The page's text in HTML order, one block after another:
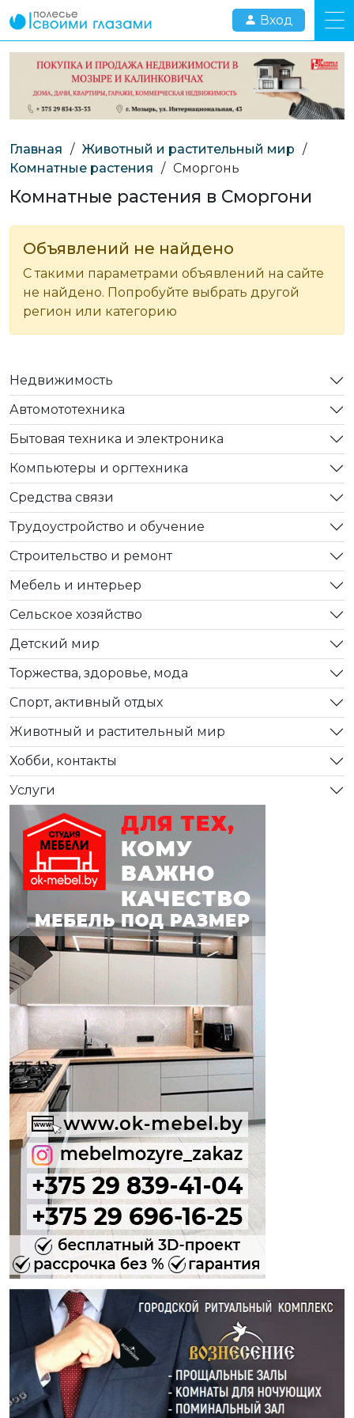
Вход
Главная / Животный и растительный мир /
Комнатные растения / Сморгонь
Комнатные растения в Сморгони
Объявлений не найдено
С такими параметрами объявлений на сайте
не найдено. Попробуйте выбрать другой
регион или категорию
Недвижимость
Автомототехника
Бытовая техника и электроника
Компьютеры и оргтехника
Средства связи
Трудоустройство и обучение
Строительство и ремонт
Мебель и интерьер
Сельское хозяйство
Детский мир
Торжества, здоровье, мода
Спорт, активный отдых
Животный и растительный мир
Хобби, контакты
Услуги